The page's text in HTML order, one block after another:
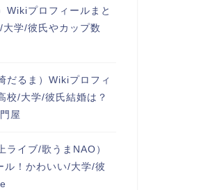
Wikiプロフィールまと
学/彼氏やカップ数
だるま）Wikiプロフィ
校/大学/彼氏結婚は？
屋
ライブ/歌うまNAO）
ル！かわいい/大学/彼